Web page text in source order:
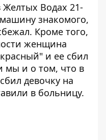
Водах 21-
знакомого,
Кроме того,
женщина
и ее сбил
мы и о том, что в
девочку на
в больницу.